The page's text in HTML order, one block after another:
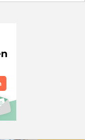
Speank
in die Hütte.
Mal ein
Homepage
um für
die ihn
sind ein
kann eine
wir testen.